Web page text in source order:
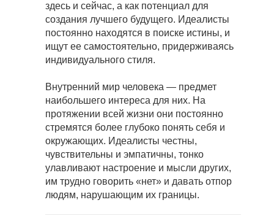
здесь и сейчас, а как потенциал для
создания лучшего будущего. Идеалисты
постоянно находятся в поиске истины, и
ищут ее самостоятельно, придерживаясь
индивидуального стиля.
Внутренний мир человека — предмет
наибольшего интереса для них. На
протяжении всей жизни они постоянно
стремятся более глубоко понять себя и
окружающих. Идеалисты честны,
чувствительны и эмпатичны, тонко
улавливают настроение и мысли других,
им трудно говорить «нет»‎ и давать отпор
людям, нарушающим их границы.